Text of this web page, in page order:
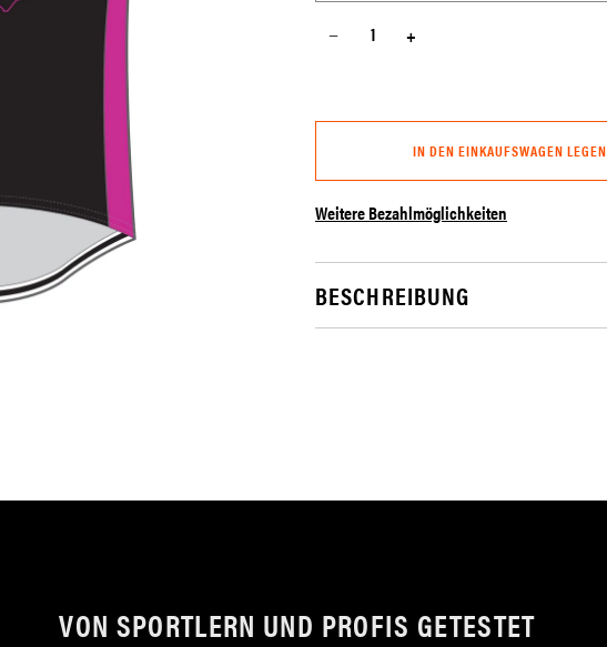
− +
IN DEN EINKAUFSWAGEN LEGEN
Weitere Bezahlmöglichkeiten
BESCHREIBUNG
VON SPORTLERN UND PROFIS GETESTET